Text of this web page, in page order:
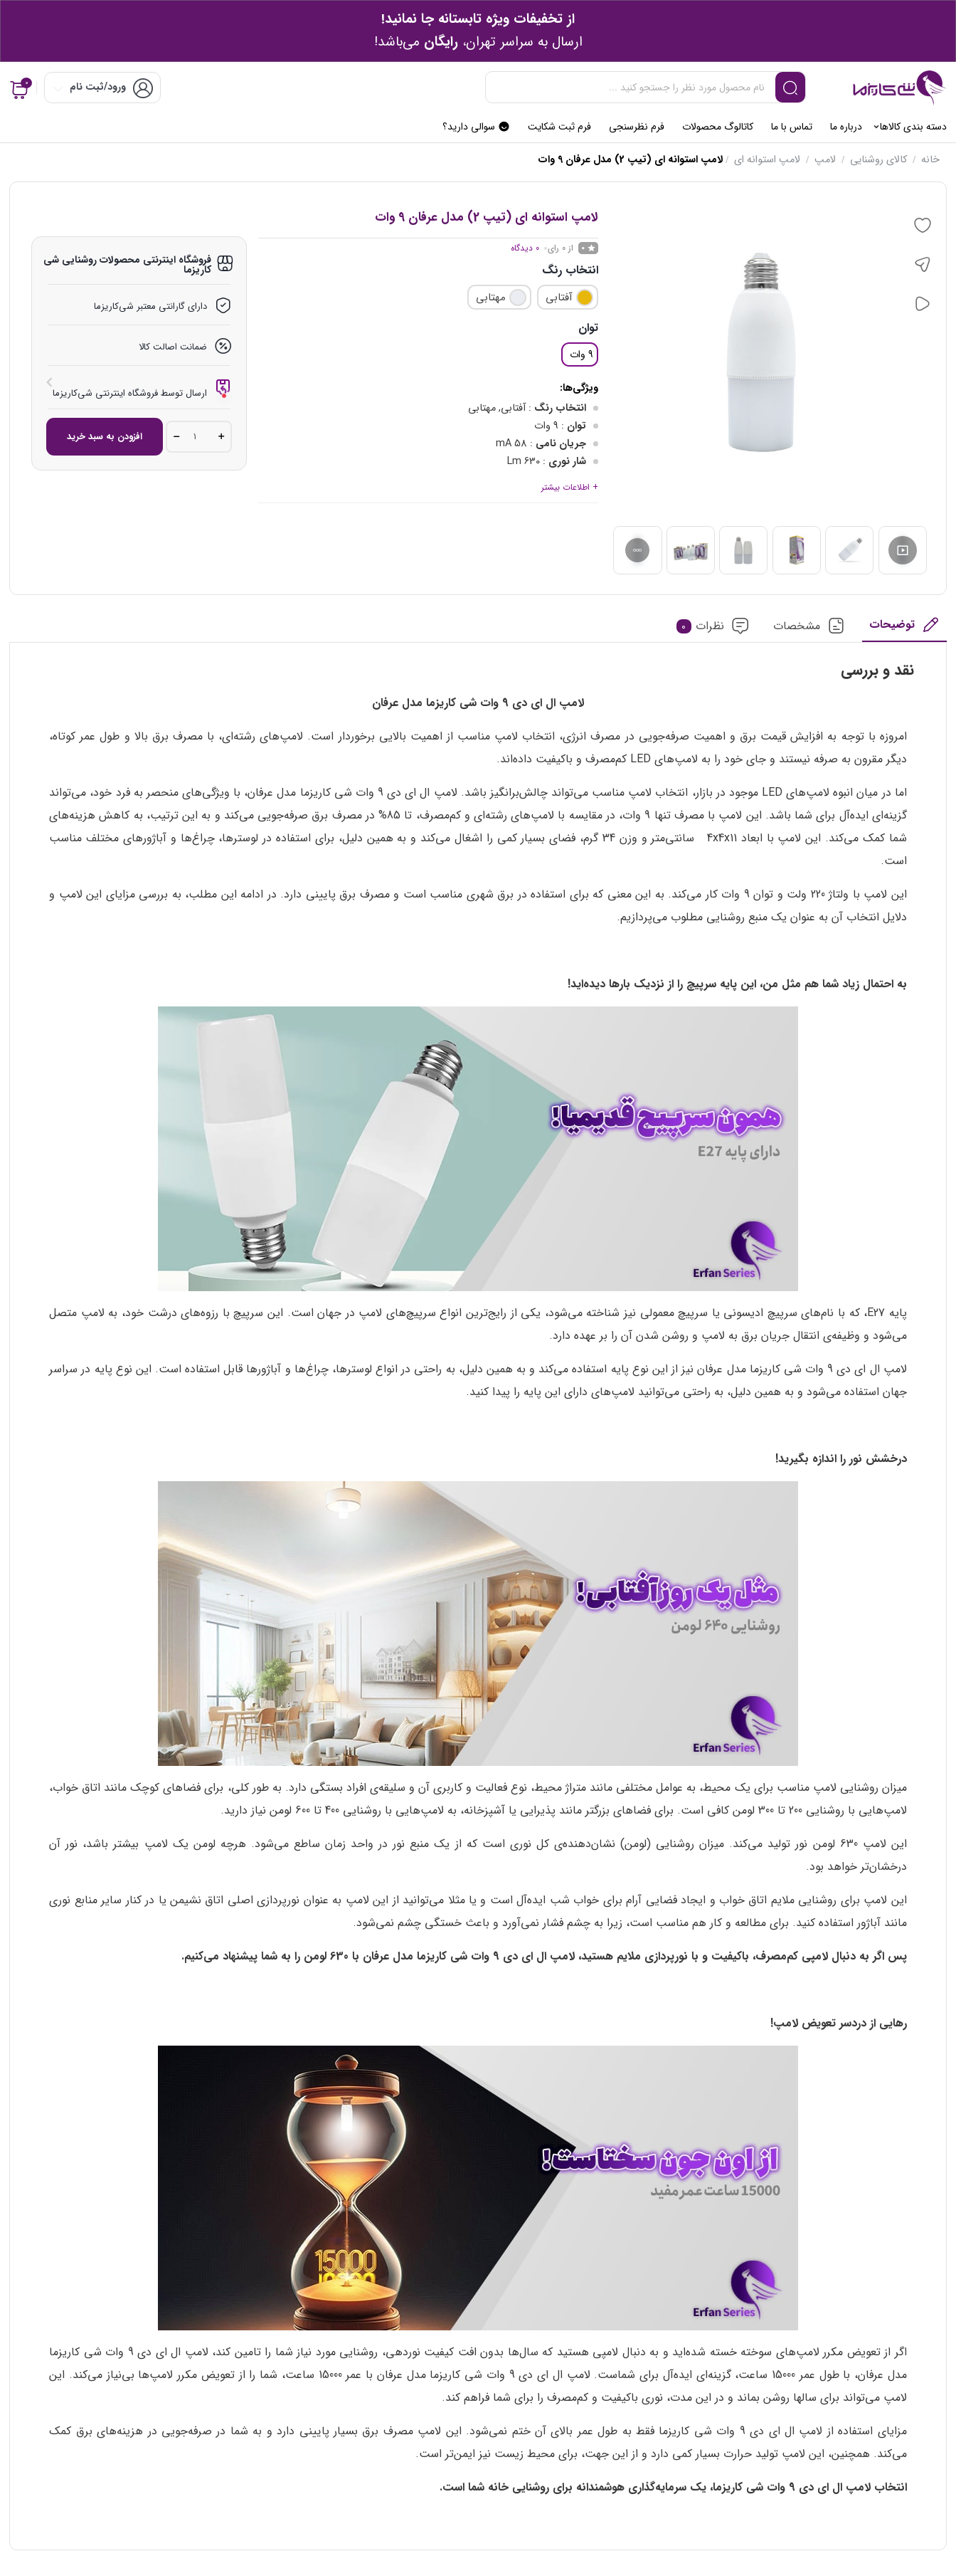
از تخفیفات ویژه تابستانه جا نمانید!
ارسال به سراسر تهران،رایگان می‌باشد!
ورود/ثبت نام 0
دسته بندی کالاها درباره ما تماس با ما کاتالوگ محصولات فرم نظرسنجی فرم ثبت شکایت سوالی دارید؟
خانه / کالای روشنایی / لامپ / لامپ استوانه ای /لامپ استوانه ای (تیپ 2) مدل عرفان 9 وات
لامپ استوانه ای (تیپ 2) مدل عرفان 9 وات
0 از 0 رای 0 دیدگاه
انتخاب رنگ
آفتابی مهتابی
توان
9 وات
ویژگی‌ها:
انتخاب رنگ : آفتابی, مهتابی
توان : 9 وات
جریان نامی : 58 mA
شار نوری : 630 Lm
بهره نوری
+ اطلاعات بیشتر
فروشگاه اینترنتی محصولات روشنایی شی‌
کاریزما
دارای گارانتی معتبر شی‌کاریزما
ضمانت اصالت کالا
ارسال توسط فروشگاه اینترنتی شی‌کاریزما
لامپ
استوانه
(تیپ
افزودن به سبد خرید
توضیحات مشخصات نظرات 0
نقد و بررسی
لامپ ال ای دی 9 وات شی کاریزما مدل عرفان
امروزه با توجه به افزایش قیمت برق و اهمیت صرفه‌جویی در مصرف انرژی، انتخاب لامپ مناسب از اهمیت بالایی برخوردار است. لامپ‌های رشته‌ای، با مصرف برق بالا و طول عمر کوتاه،
دیگر مقرون به صرفه نیستند و جای خود را به لامپ‌های LED کم‌مصرف و باکیفیت داده‌اند.
اما در میان انبوه لامپ‌های LED موجود در بازار، انتخاب لامپ مناسب می‌تواند چالش‌برانگیز باشد. لامپ ال ای دی 9 وات شی کاریزما مدل عرفان، با ویژگی‌های منحصر به فرد خود، می‌تواند
گزینه‌ای ایده‌آل برای شما باشد. این لامپ با مصرف تنها 9 وات، در مقایسه با لامپ‌های رشته‌ای و کم‌مصرف، تا 85% در مصرف برق صرفه‌جویی می‌کند و به این ترتیب، به کاهش هزینه‌های
شما کمک می‌کند. این لامپ با ابعاد 4x4x11 سانتی‌متر و وزن 34 گرم، فضای بسیار کمی را اشغال می‌کند و به همین دلیل، برای استفاده در لوسترها، چراغ‌ها و آباژورهای مختلف مناسب
است.
این لامپ با ولتاژ 220 ولت و توان 9 وات کار می‌کند. به این معنی که برای استفاده در برق شهری مناسب است و مصرف برق پایینی دارد. در ادامه این مطلب، به بررسی مزایای این لامپ و
دلایل انتخاب آن به عنوان یک منبع روشنایی مطلوب می‌پردازیم.
به احتمال زیاد شما هم مثل من، این پایه سرپیچ را از نزدیک بارها دیده‌اید!
پایه E27، که با نام‌های سرپیچ ادیسونی یا سرپیچ معمولی نیز شناخته می‌شود، یکی از رایج‌ترین انواع سرپیچ‌های لامپ در جهان است. این سرپیچ با رزوه‌های درشت خود، به لامپ متصل
می‌شود و وظیفه‌ی انتقال جریان برق به لامپ و روشن شدن آن را بر عهده دارد.
لامپ ال ای دی 9 وات شی کاریزما مدل عرفان نیز از این نوع پایه استفاده می‌کند و به همین دلیل، به راحتی در انواع لوسترها، چراغ‌ها و آباژورها قابل استفاده است. این نوع پایه در سراسر
جهان استفاده می‌شود و به همین دلیل، به راحتی می‌توانید لامپ‌های دارای این پایه را پیدا کنید.
درخشش نور را اندازه بگیرید!
میزان روشنایی لامپ مناسب برای یک محیط، به عوامل مختلفی مانند متراژ محیط، نوع فعالیت و کاربری آن و سلیقه‌ی افراد بستگی دارد. به طور کلی، برای فضاهای کوچک مانند اتاق خواب،
لامپ‌هایی با روشنایی 200 تا 300 لومن کافی است. برای فضاهای بزرگتر مانند پذیرایی یا آشپزخانه، به لامپ‌هایی با روشنایی 400 تا 600 لومن نیاز دارید.
این لامپ 630 لومن نور تولید می‌کند. میزان روشنایی (لومن) نشان‌دهنده‌ی کل نوری است که از یک منبع نور در واحد زمان ساطع می‌شود. هرچه لومن یک لامپ بیشتر باشد، نور آن
درخشان‌تر خواهد بود.
این لامپ برای روشنایی ملایم اتاق خواب و ایجاد فضایی آرام برای خواب شب ایده‌آل است و یا مثلا می‌توانید از این لامپ به عنوان نورپردازی اصلی اتاق نشیمن یا در کنار سایر منابع نوری
مانند آباژور استفاده کنید. برای مطالعه و کار هم مناسب است، زیرا به چشم فشار نمی‌آورد و باعث خستگی چشم نمی‌شود.
پس اگر به دنبال لامپی کم‌مصرف، باکیفیت و با نورپردازی ملایم هستید، لامپ ال ای دی 9 وات شی کاریزما مدل عرفان با 630 لومن را به شما پیشنهاد می‌کنیم.
رهایی از دردسر تعویض لامپ!
اگر از تعویض مکرر لامپ‌های سوخته خسته شده‌اید و به دنبال لامپی هستید که سال‌ها بدون افت کیفیت نوردهی، روشنایی مورد نیاز شما را تامین کند، لامپ ال ای دی 9 وات شی کاریزما
مدل عرفان، با طول عمر 15000 ساعت، گزینه‌ای ایده‌آل برای شماست. لامپ ال ای دی 9 وات شی کاریزما مدل عرفان با عمر 15000 ساعت، شما را از تعویض مکرر لامپ‌ها بی‌نیاز می‌کند. این
لامپ می‌تواند برای سال­ها روشن بماند و در این مدت، نوری باکیفیت و کم‌مصرف را برای شما فراهم کند.
مزایای استفاده از لامپ ال ای دی 9 وات شی کاریزما فقط به طول عمر بالای آن ختم نمی‌شود. این لامپ مصرف برق بسیار پایینی دارد و به شما در صرفه‌جویی در هزینه‌های برق کمک
می‌کند. همچنین، این لامپ تولید حرارت بسیار کمی دارد و از این جهت، برای محیط زیست نیز ایمن‌تر است.
انتخاب لامپ ال ای دی 9 وات شی کاریزما، یک سرمایه‌گذاری هوشمندانه برای روشنایی خانه شما است
.